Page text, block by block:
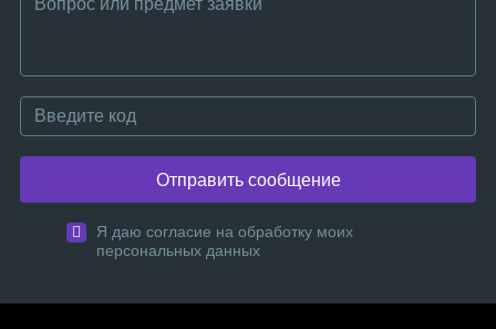
Отправить сообщение
Я даю согласие на обработку моих
персональных данных